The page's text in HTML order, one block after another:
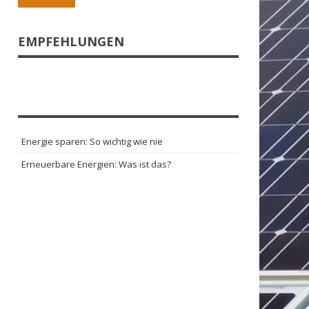
EMPFEHLUNGEN
Energie sparen: So wichtig wie nie
Erneuerbare Energien: Was ist das?